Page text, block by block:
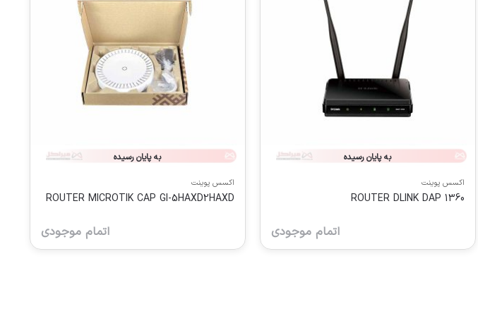
به پایان رسیده
اکسس پوینت
ROUTER DLINK DAP 1360
اتمام موجودی
به پایان رسیده
اکسس پوینت
ROUTER MICROTIK CAP GI-5HAXD2HAXD
اتمام موجودی